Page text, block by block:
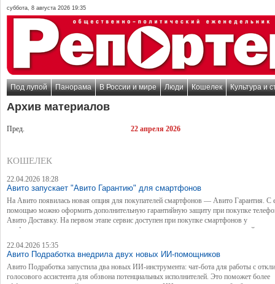
суббота, 8 августа 2026 19:35
Под лупой Панорама В России и мире Люди Кошелек Культура и
Архив материалов
Пред. 22 апреля 2026
КОШЕЛЕК
22.04.2026 18:28
Авито запускает "Авито Гарантию" для смартфонов
На Авито появилась новая опция для покупателей смартфонов — Авито Гарантия. С
помощью можно оформить дополнительную гарантийную защиту при покупке
Авито Доставку. На первом этапе сервис доступен при покупке смартфонов у
профессиональных продавцов — причем не только новых гаджетов, но и устройств в
АльфаСтрахование.
22.04.2026 15:35
Авито Подработка внедрила двух новых ИИ-помощников
Авито Подработка запустила два новых ИИ-инструмента: чат-бота для работы с
голосового ассистента для обзвона потенциальных исполнителей. Это поможет более